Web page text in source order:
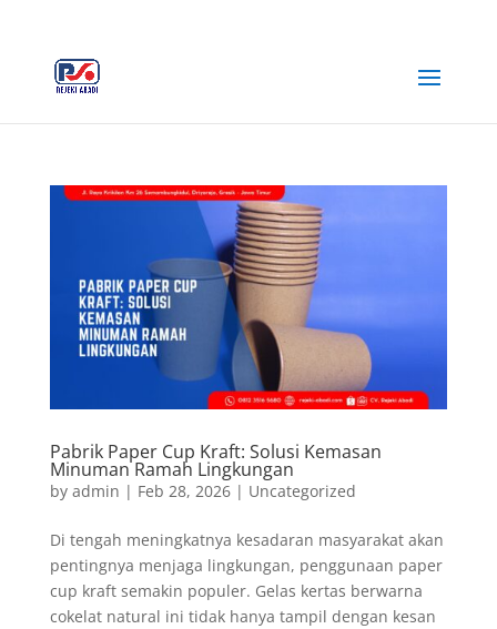
Pabrik Paper Cup Kraft: Solusi Kemasan
Minuman Ramah Lingkungan
by admin | Feb 28, 2026| Uncategorized
Di tengah meningkatnya kesadaran masyarakat akan
pentingnya menjaga lingkungan, penggunaan paper
cup kraft semakin populer. Gelas kertas berwarna
cokelat natural ini tidak hanya tampil dengan kesan